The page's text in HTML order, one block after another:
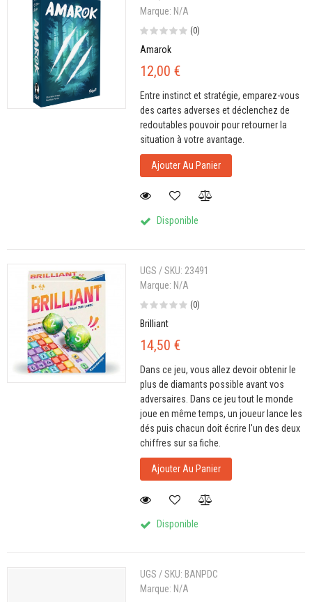
Marque: N/A
(0)
Amarok
12,00 €
Entre instinct et stratégie, emparez-vous
des cartes adverses et déclenchez de
redoutables pouvoir pour retourner la
situation à votre avantage.
Ajouter Au Panier
Disponible
UGS / SKU: 23491
Marque: N/A
(0)
Brilliant
14,50 €
Dans ce jeu, vous allez devoir obtenir le
plus de diamants possible avant vos
adversaires. Dans ce jeu tout le monde
joue en même temps, un joueur lance les
dés puis chacun doit écrire l'un des deux
chiffres sur sa fiche.
Ajouter Au Panier
Disponible
UGS / SKU: BANPDC
Marque: N/A